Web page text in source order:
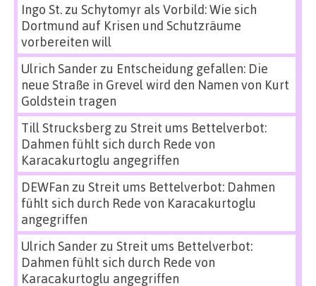
Ingo St.zu Schytomyr als Vorbild: Wie sich
Dortmund auf Krisen und Schutzräume
vorbereiten will
Ulrich Sanderzu Entscheidung gefallen: Die
neue Straße in Grevel wird den Namen von Kurt
Goldstein tragen
Till Strucksbergzu Streit ums Bettelverbot:
Dahmen fühlt sich durch Rede von
Karacakurtoglu angegriffen
DEWFan zu Streit ums Bettelverbot: Dahmen
fühlt sich durch Rede von Karacakurtoglu
angegriffen
Ulrich Sanderzu Streit ums Bettelverbot:
Dahmen fühlt sich durch Rede von
Karacakurtoglu angegriffen